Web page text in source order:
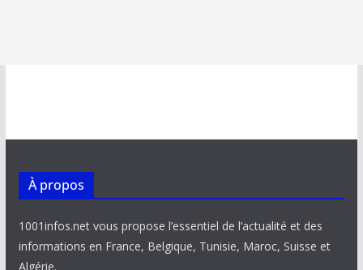
À propos
1001infos.net vous propose l’essentiel de l’actualité et des
informations en France, Belgique, Tunisie, Maroc, Suisse et
Algérie.